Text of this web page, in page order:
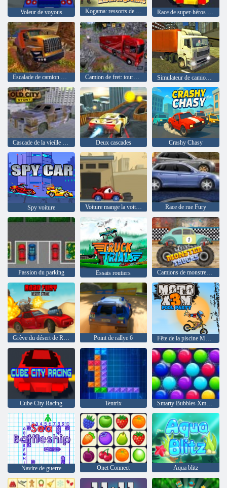
Voleur de voyous Kogama: ressorts de radiateur Race de super-héros LEGO
Camion de fret: tournée euro-américaine Simulateur de camion de ville réel
Deux cascades Crashy Chasy
Spy voiture Voiture mange la voiture 2 Race de rue Fury
Passion du parking Essais routiers Camions de monstres de course
Point de rallye 6 Fête de la piscine Moto X3M
Cube City Racing Tentrix
Navire de guerre Onet Connect Aqua blitz